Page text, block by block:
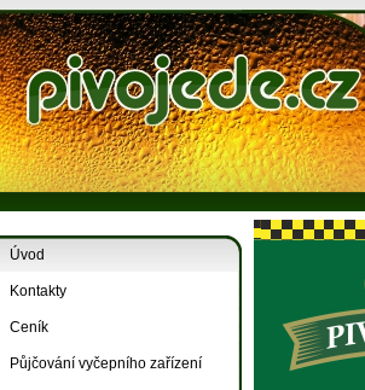
Úvod
Kontakty
Ceník
Půjčování vyčepního zařízení